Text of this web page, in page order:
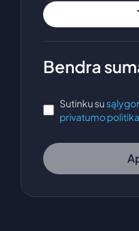
Bendra
Sutinku su
privatumo politika